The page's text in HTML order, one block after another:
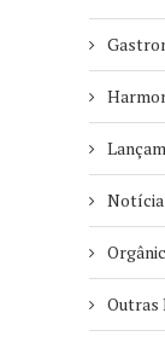
Outras